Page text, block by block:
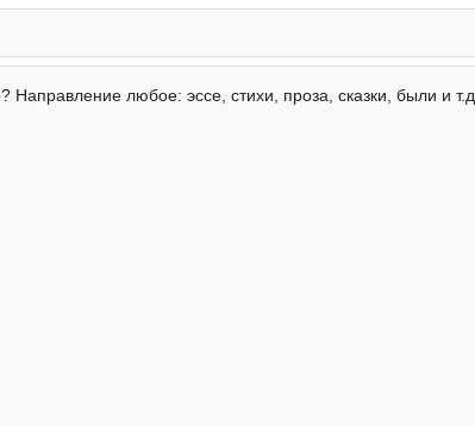
Направление любое: эссе, стихи, проза, сказки, были и т.д.